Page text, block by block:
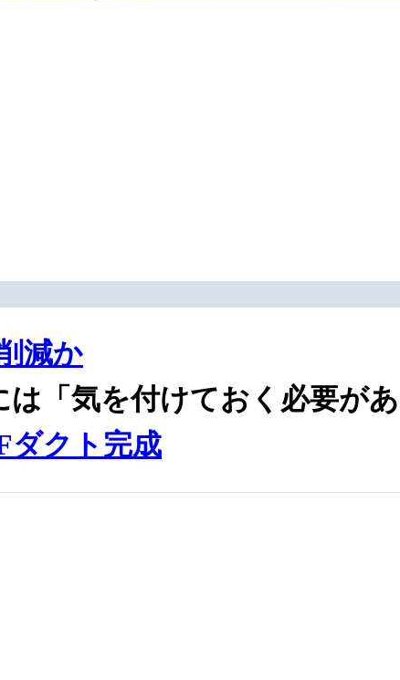
減か
「気を付けておく必要が
ダクト完成